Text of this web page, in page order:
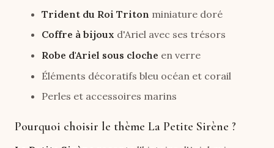
Trident du Roi Triton miniature doré
Coffre à bijoux d'Ariel avec ses trésors
Robe d'Ariel sous cloche en verre
Éléments décoratifs bleu océan et corail
Perles et accessoires marins
Pourquoi choisir le thème La Petite Sirène ?